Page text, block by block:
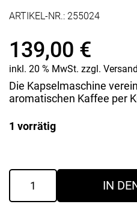
ARTIKEL-NR.: 255024
139,00 €
inkl. 20 % MwSt. zzgl.
Die Kapselmaschine
aromatischen Kaffee per
1 vorrätig
Kaffeemaschine
Brava
rot
IN